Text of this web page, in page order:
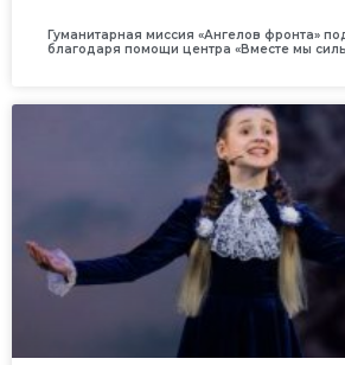
Гуманитарная миссия «Ангелов фронта»
благодаря помощи центра «Вместе мы